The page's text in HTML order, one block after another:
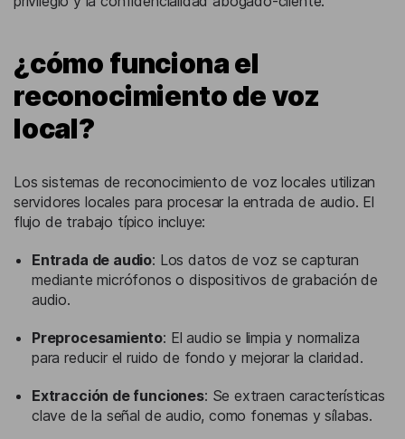
¿cómo funciona el
reconocimiento de voz
local?
Los sistemas de reconocimiento de voz locales utilizan
servidores locales para procesar la entrada de audio. El
flujo de trabajo típico incluye:
Entrada de audio: Los datos de voz se capturan
mediante micrófonos o dispositivos de grabación de
audio.
Preprocesamiento: El audio se limpia y normaliza
para reducir el ruido de fondo y mejorar la claridad.
Extracción de funciones: Se extraen características
clave de la señal de audio, como fonemas y sílabas.